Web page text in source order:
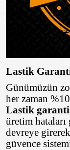
Lastik
Günümüzün
her zaman
Lastik
üretim
devreye
güvence
Emr Jant
Falken
Fd
Fulda